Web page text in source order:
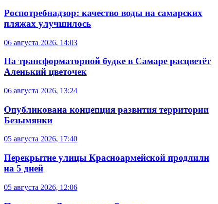
Роспотребнадзор: качество воды на самарских
пляжах улучшилось
06 августа 2026, 14:03
На трансформаторной будке в Самаре расцветёт
Аленький цветочек
06 августа 2026, 13:24
Опубликована концепция развития территории
Безымянки
05 августа 2026, 17:40
Перекрытие улицы Красноармейской продлили
на 5 дней
05 августа 2026, 12:06